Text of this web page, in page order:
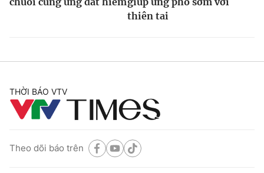
thiên tai
THỜI BÁO VTV
Theo dõi báo trên